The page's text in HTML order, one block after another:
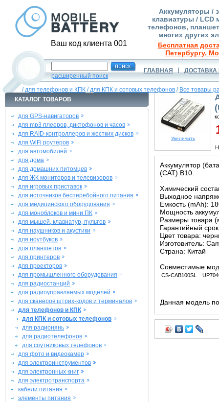
Ваш код клиента 001
Аккумуляторы /
клавиатуры / LCD
телефонов,
многих других
Бесплатная
Петербургу,
расширенный поиск
ГЛАВНАЯ ДОСТАВКА
/для телефонов и КПК /для КПК и сотовых телефонов / Все товары
КАТАЛОГ ТОВАРОВ
для GPS-навигаторов
для mp3 плееров, диктофонов и часов
для RAID-контроллеров и жестких дисков
для WiFi роутеров
для автомобилей
для дома
для домашних питомцев
для ЖК мониторов и телевизоров
для игровых приставок
для источников бесперебойного питания
для медицинского оборудования
для моноблоков и мини ПК
для мышей, клавиатур, пультов
для наушников и акустики
для ноутбуков
для планшетов
для принтеров
для проекторов
для промышленного оборудования
для радиостанций
для радиоуправляемых моделей
для сканеров штрих-кодов и терминалов
для телефонов и КПК
для КПК и сотовых телефонов
для радионянь
для радиотелефонов
для спутниковых телефонов
для фото и видеокамер
для электроинструментов
для электронных книг
для электротранспорта
кабели питания
элементы питания
Увеличить
Аккумулятор
(CAT) B10.
Химический
Выходное
Емкость (mAh):
Мощность
Размеры товара
Гарантийный
Цвет товара:
Изготовитель:
Страна: Китай
Совместимые
CS-CAB100SL
Данная модель